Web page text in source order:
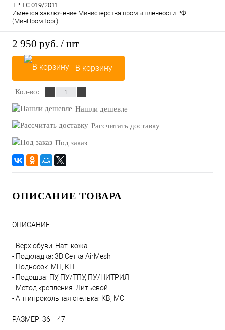
ТР ТС 019/2011
Имеется заключение Министерства промышленности РФ
(МинПромТорг)
2 950 руб. / шт
В корзину
Кол-во:
Нашли дешевле
Рассчитать доставку
Под заказ
ОПИСАНИЕ ТОВАРА
ОПИСАНИЕ:
- Верх обуви: Нат. кожа
- Подкладка: 3D Сетка AirMesh
- Подносок: МП, КП
- Подошва: ПУ, ПУ/ТПУ, ПУ/НИТРИЛ
- Метод крепления: Литьевой
- Антипрокольная стелька: КВ, МС
РАЗМЕР: 36 – 47